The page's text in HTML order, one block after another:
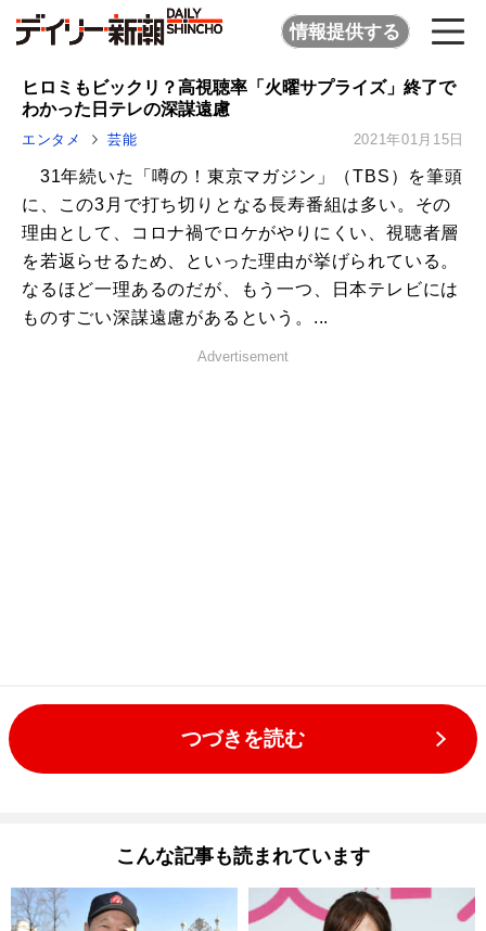
情報提供する
ヒロミもビックリ？高視聴率「火曜サプライズ」終了で
わかった日テレの深謀遠慮
エンタメ 芸能 2021年01月15日
31年続いた「噂の！東京マガジン」（TBS）を筆頭
に、この3月で打ち切りとなる長寿番組は多い。その
理由として、コロナ禍でロケがやりにくい、視聴者層
を若返らせるため、といった理由が挙げられている。
なるほど一理あるのだが、もう一つ、日本テレビには
ものすごい深謀遠慮があるという。...
Advertisement
つづきを読む
こんな記事も読まれています